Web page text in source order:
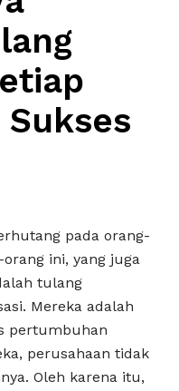
pada orang-
ini, yang juga
tulang
Mereka adalah
pertumbuhan
perusahaan tidak
Oleh karena itu,